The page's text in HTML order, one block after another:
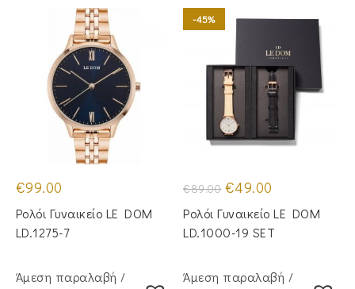
€99.00
Ρολόι Γυναικείο LE DOM
LD.1275-7
-45%
€89.00 Original
price
€89.00.
€49.00
τιμή
είναι:
€49.00.
Ρολόι Γυναικείο LE DOM
LD.1000-19 SET
Άμεση παραλαβή /
Άμεση παραλαβή /